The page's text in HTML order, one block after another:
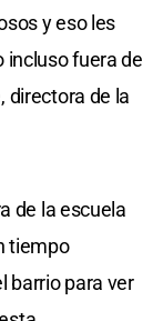
y eso les
incluso fuera de
directora de la
de la escuela
tiempo
barrio para ver